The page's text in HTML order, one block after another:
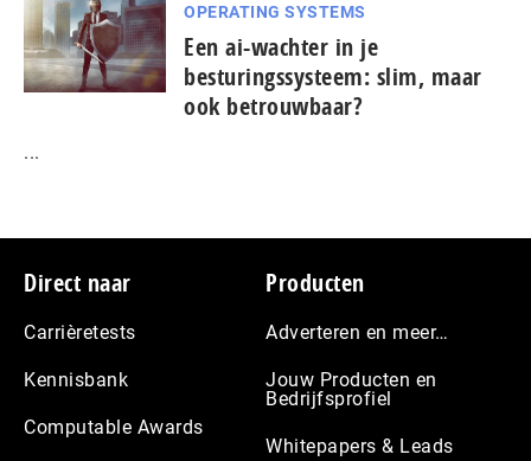
OPERATING SYSTEMS
Een ai-wachter in je
besturingssysteem: slim, maar
ook betrouwbaar?
...
Footer
Direct naar
Carrièretests
Kennisbank
Computable Awards
Producten
Adverteren en meer…
Jouw Producten en
Bedrijfsprofiel
Whitepapers & Leads